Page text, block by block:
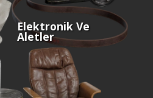
Elektronik Ve
Aletler